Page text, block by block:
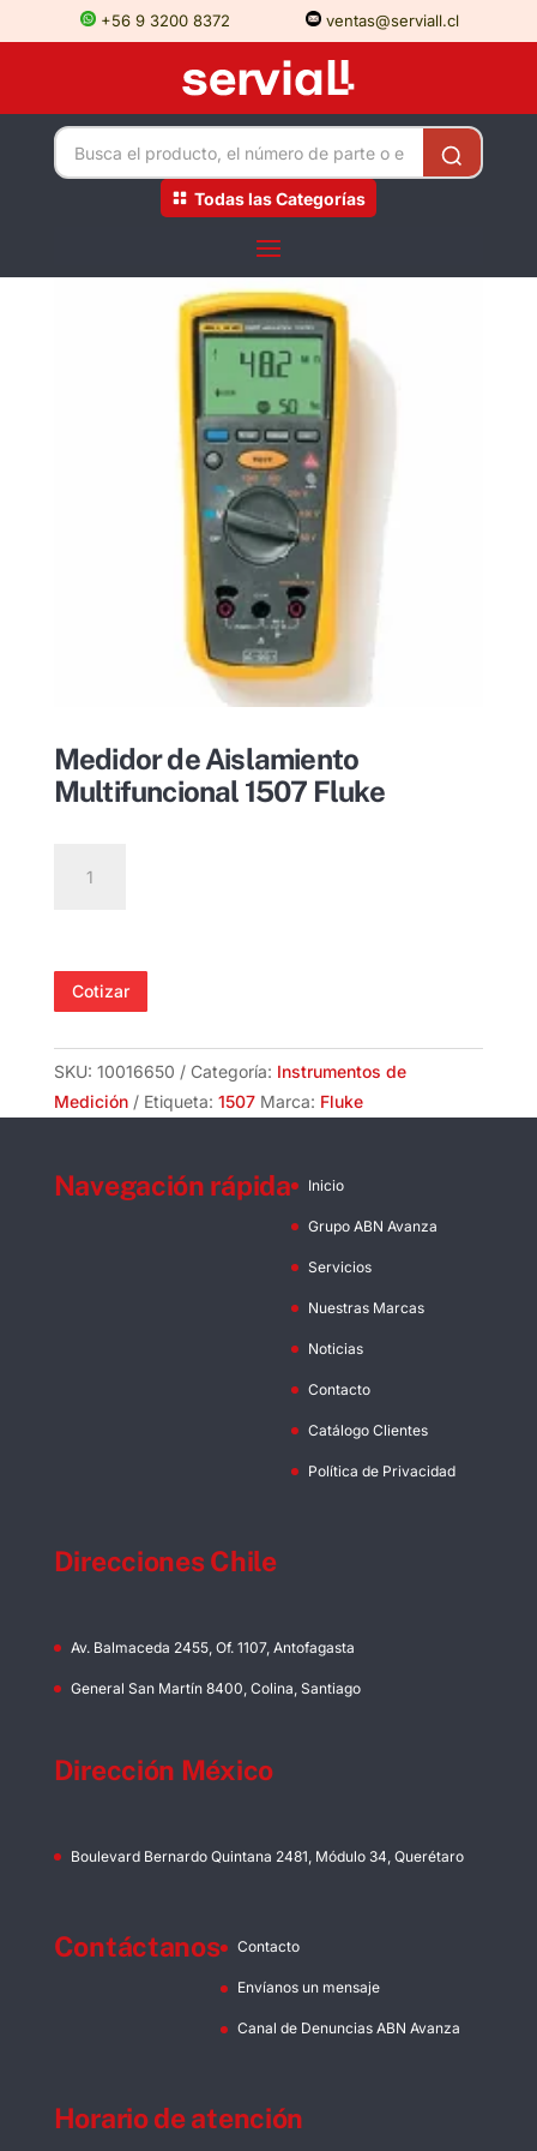
+56 9 3200 8372 ventas@serviall.cl
Todas las Categorías
Medidor de Aislamiento
Multifuncional 1507 Fluke
1507
Fluke
Cotizar
SKU: 10016650 Categoría: Instrumentos de
Medición
Etiqueta: 1507 Marca: Fluke
Navegación rápida Inicio
Grupo ABN Avanza
Servicios
Nuestras Marcas
Noticias
Contacto
Catálogo Clientes
Política de Privacidad
Direcciones Chile
Av. Balmaceda 2455, Of. 1107, Antofagasta
General San Martín 8400, Colina, Santiago
Dirección México
Boulevard Bernardo Quintana 2481, Módulo 34, Querétaro
Contáctanos Contacto
Envíanos un mensaje
Canal de Denuncias ABN Avanza
Horario de atención